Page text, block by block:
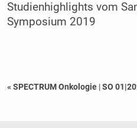
Studienhighlights vom
Symposium 2019
« SPECTRUM Onkologie |SO